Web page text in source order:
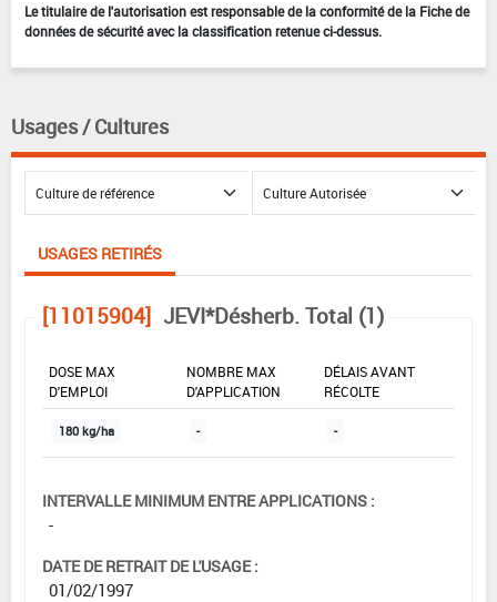
Le titulaire de l'autorisation est responsable de la conformité de la Fiche de
données de sécurité avec la classification retenue ci-dessus.
Usages / Cultures
USAGES RETIRÉS
[11015904] JEVI*Désherb. Total (1)
DOSE MAX
D'EMPLOI
NOMBRE MAX
D'APPLICATION
DÉLAIS AVANT
RÉCOLTE
180 kg/ha - -
INTERVALLE MINIMUM ENTRE APPLICATIONS :
-
DATE DE RETRAIT DE L'USAGE :
01/02/1997